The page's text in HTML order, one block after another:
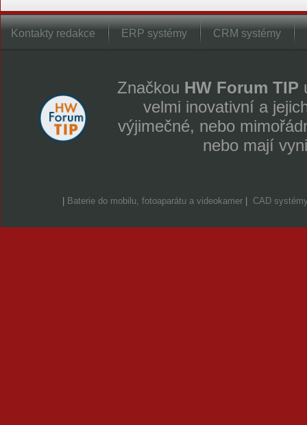
Kontakty redakce ERP systémy CRM systémy
Značkou HW Forum TIP
velmi inovativní a
výjimečné, nebo
nebo mají
Baterie do mobilu, fotoaparátu a videokamer CAD